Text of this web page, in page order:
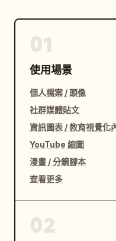
使用場景
個人檔案 / 頭像
社群媒體貼文
資訊圖表 / 教育視覺化
YouTube 縮圖
漫畫 / 分鏡腳本
查看更多